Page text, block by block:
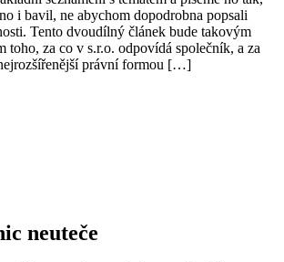
i bavil, ne abychom dopodrobna popsali
Tento dvoudílný článek bude takovým
toho, za co v s.r.o. odpovídá společník, a za
právní formou […]
neuteče